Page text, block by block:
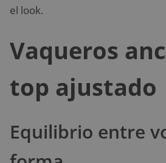
el look.
Vaqueros
top ajustado
Equilibrio entre